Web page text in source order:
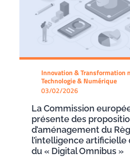
Innovation & Transformation
Technologie & Numérique
03/02/2026
La Commission
présente des
d’aménagement du
l’intelligence artificielle
du « Digital Omnibus »